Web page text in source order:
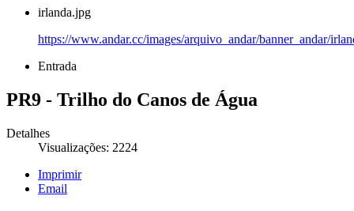
irlanda.jpg
https://www.andar.cc/images/arquivo_andar/banner_andar/
Entrada
PR9 - Trilho do Canos de Água
Detalhes
Visualizações: 2224
Imprimir
Email